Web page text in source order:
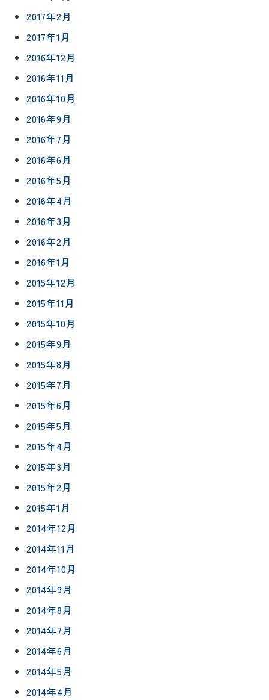
2017年2月
2017年1月
2016年12月
2016年11月
2016年10月
2016年9月
2016年7月
2016年6月
2016年5月
2016年4月
2016年3月
2016年2月
2016年1月
2015年12月
2015年11月
2015年10月
2015年9月
2015年8月
2015年7月
2015年6月
2015年5月
2015年4月
2015年3月
2015年2月
2015年1月
2014年12月
2014年11月
2014年10月
2014年9月
2014年8月
2014年7月
2014年6月
2014年5月
2014年4月